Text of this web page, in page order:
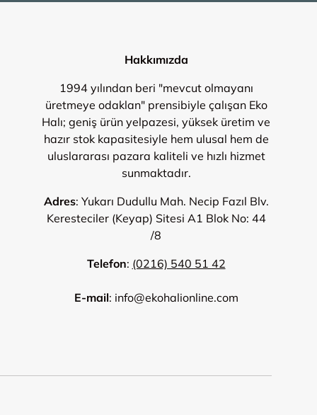
Hakkımızda
1994 yılından beri "mevcut olmayanı
üretmeye odaklan" prensibiyle çalışan Eko
Halı; geniş ürün yelpazesi, yüksek üretim ve
hazır stok kapasitesiyle hem ulusal hem de
uluslararası pazara kaliteli ve hızlı hizmet
sunmaktadır.
Adres: Yukarı Dudullu Mah. Necip Fazıl Blv.
Keresteciler (Keyap) Sitesi A1 Blok No: 44
/8
Telefon: (0216) 540 51 42
E-mail: info@ekohalionline.com